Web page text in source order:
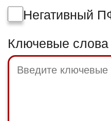
Негативный
Ключевые слова